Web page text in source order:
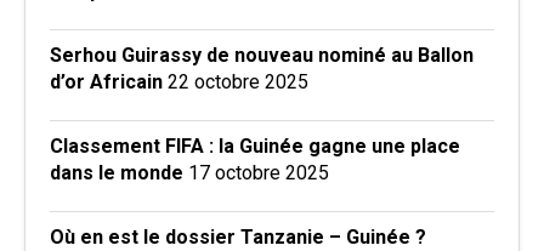
Serhou Guirassy de nouveau nominé au Ballon
d’or Africain 22 octobre 2025
Classement FIFA : la Guinée gagne une place
dans le monde 17 octobre 2025
Où en est le dossier Tanzanie – Guinée ?